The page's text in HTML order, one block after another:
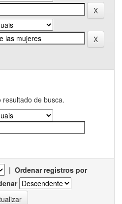
de busca.
| Ordenar registros por